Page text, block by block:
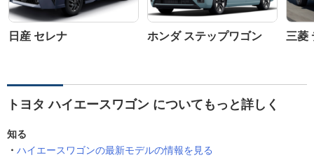
日産 セレナ ホンダ ステップワゴン 三菱
トヨタ ハイエースワゴン についてもっと詳しく
知る
ハイエースワゴンの最新モデルの情報を見る